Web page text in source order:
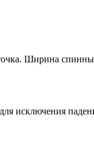
Ширина
исключения